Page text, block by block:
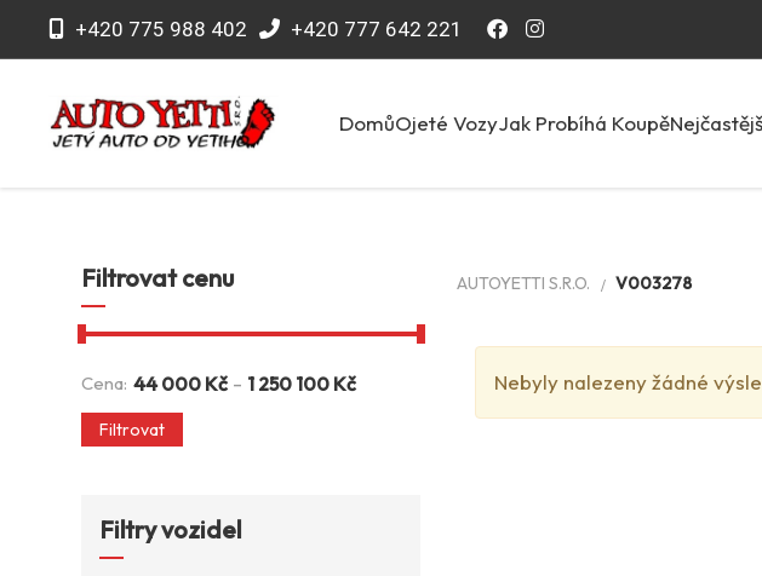
+420 775 988 402 +420 777 642 221
DomůOjeté VozyJak Probíhá Koupě
Filtrovat cenu
Cena: 44 000 Kč - 1 250 100 Kč
Filtrovat
Filtry vozidel
AUTOYETTI S.R.O. V003278
Nebyly nalezeny žádné